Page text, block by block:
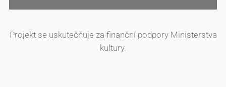
Projekt se uskutečňuje za finanční podpory Ministerstva
kultury.